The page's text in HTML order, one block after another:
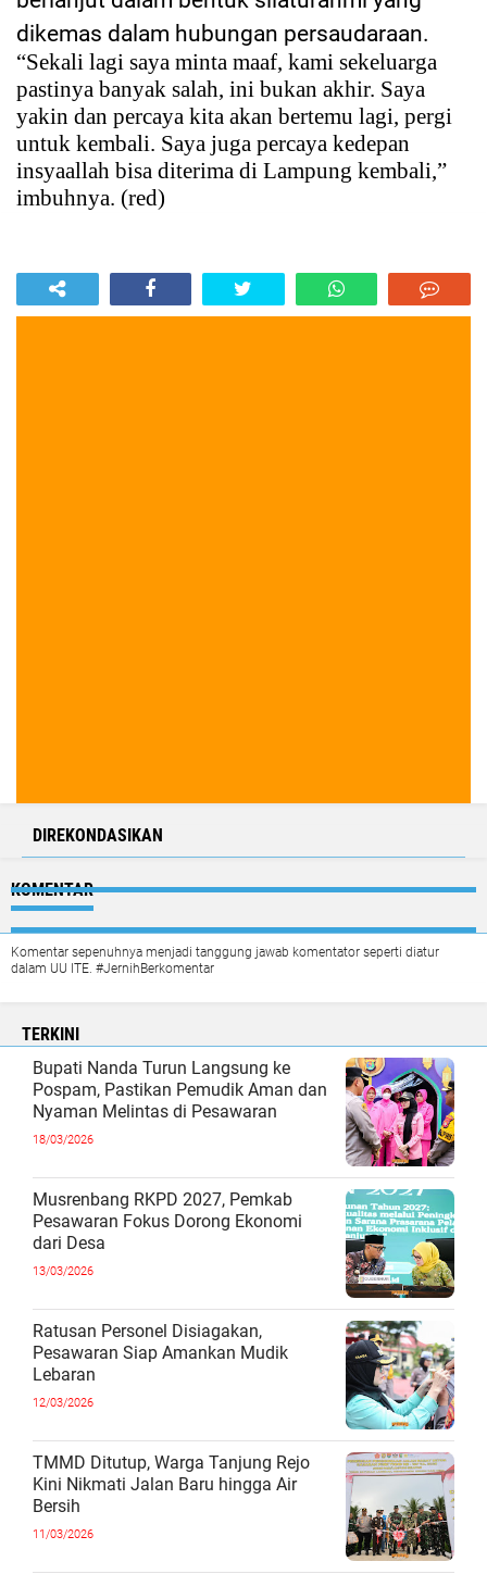
dikemas dalam hubungan persaudaraan.
“Sekali lagi saya minta maaf, kami sekeluarga
pastinya banyak salah, ini bukan akhir. Saya
yakin dan percaya kita akan bertemu lagi, pergi
untuk kembali. Saya juga percaya kedepan
insyaallah bisa diterima di Lampung kembali,”
imbuhnya. (red)
DIREKONDASIKAN
KOMENTAR
Komentar sepenuhnya menjadi tanggung jawab komentator seperti diatur
dalam UU ITE. #JernihBerkomentar
TERKINI
Bupati Nanda Turun Langsung ke
Pospam, Pastikan Pemudik Aman dan
Nyaman Melintas di Pesawaran
18/03/2026
Musrenbang RKPD 2027, Pemkab
Pesawaran Fokus Dorong Ekonomi
dari Desa
13/03/2026
Ratusan Personel Disiagakan,
Pesawaran Siap Amankan Mudik
Lebaran
12/03/2026
TMMD Ditutup, Warga Tanjung Rejo
Kini Nikmati Jalan Baru hingga Air
Bersih
11/03/2026